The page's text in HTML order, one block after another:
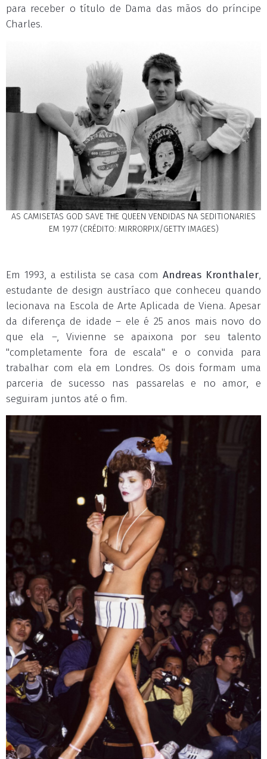
para receber o título de Dama das mãos do príncipe
Charles.
AS CAMISETAS GOD SAVE THE QUEEN VENDIDAS NA SEDITIONARIES
EM 1977 (CRÉDITO: MIRRORPIX/GETTY IMAGES)
Em 1993, a estilista se casa comAndreas Kronthaler,
estudante de design austríaco que conheceu quando
lecionava na Escola de Arte Aplicada de Viena. Apesar
da diferença de idade – ele é 25 anos mais novo do
que ela –, Vivienne se apaixona por seu talento
"completamente fora de escala" e o convida para
trabalhar com ela em Londres. Os dois formam uma
parceria de sucesso nas passarelas e no amor, e
seguiram juntos até o fim.